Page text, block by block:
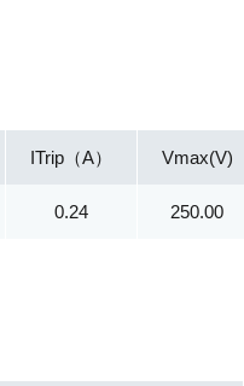
ITrip（A）
0.24
Vmax(V)
250.00